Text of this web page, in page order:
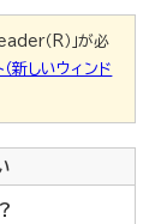
（R）」が必
新しいウィンド